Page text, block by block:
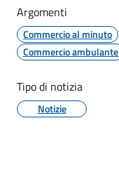
Argomenti
Commercio al minuto
Commercio ambulante
Tipo di notizia
Notizie